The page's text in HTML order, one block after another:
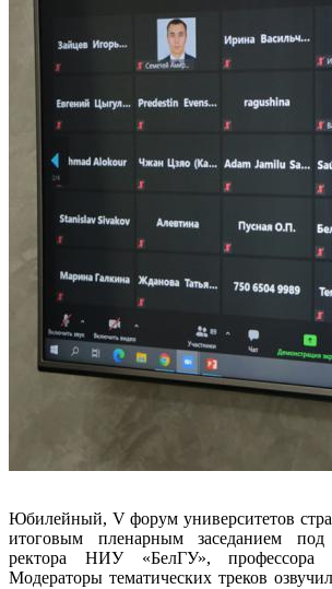
Юбилейный, V форум университетов
итоговым пленарным заседанием под
ректора НИУ «БелГУ»,
Модераторы тематических треков